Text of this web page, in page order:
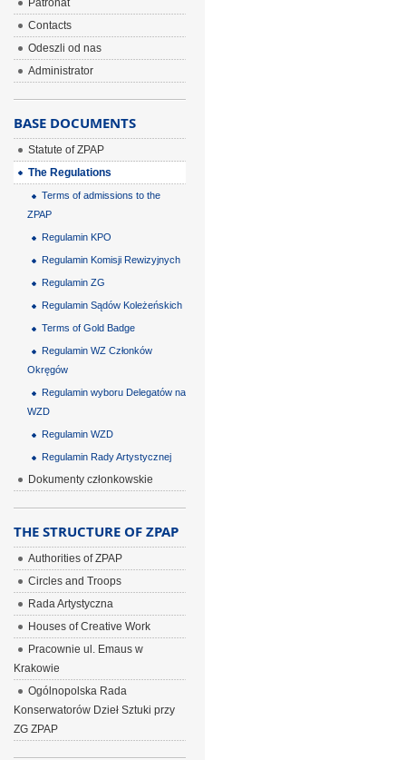
Patronat
Contacts
Odeszli od nas
Administrator
BASE DOCUMENTS
Statute of ZPAP
The Regulations
Terms of admissions to the
ZPAP
Regulamin KPO
Regulamin Komisji Rewizyjnych
Regulamin ZG
Regulamin Sądów Koleżeńskich
Terms of Gold Badge
Regulamin WZ Członków
Okręgów
Regulamin wyboru Delegatów na
WZD
Regulamin WZD
Regulamin Rady Artystycznej
Dokumenty członkowskie
THE STRUCTURE OF ZPAP
Authorities of ZPAP
Circles and Troops
Rada Artystyczna
Houses of Creative Work
Pracownie ul. Emaus w
Krakowie
Ogólnopolska Rada
Konserwatorów Dzieł Sztuki przy
ZG ZPAP